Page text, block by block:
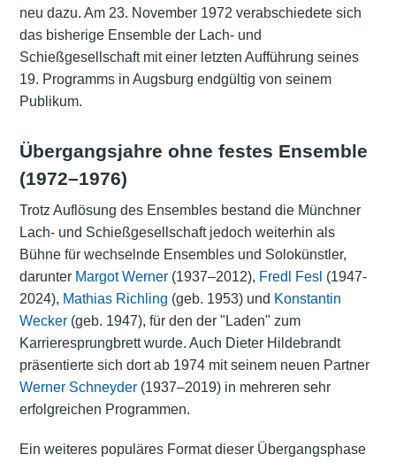
neu dazu. Am 23. November 1972 verabschiedete sich
das bisherige Ensemble der Lach- und
Schießgesellschaft mit einer letzten Aufführung seines
19. Programms in Augsburg endgültig von seinem
Publikum.
Übergangsjahre ohne festes Ensemble
(1972–1976)
Trotz Auflösung des Ensembles bestand die Münchner
Lach- und Schießgesellschaft jedoch weiterhin als
Bühne für wechselnde Ensembles und Solokünstler,
darunter Margot Werner(1937–2012), Fredl Fesl (1947-
2024), Mathias Richling (geb. 1953) und Konstantin
Wecker(geb. 1947), für den der "Laden" zum
Karrieresprungbrett wurde. Auch Dieter Hildebrandt
präsentierte sich dort ab 1974 mit seinem neuen Partner
Werner Schneyder(1937–2019) in mehreren sehr
erfolgreichen Programmen.
Ein weiteres populäres Format dieser Übergangsphase